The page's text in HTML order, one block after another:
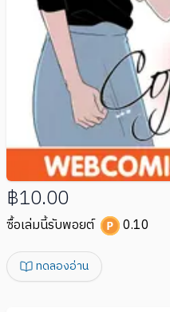
฿10.00
ซื้อเล่มนี้รับพอยต์ 0.10
ทดลองอ่าน